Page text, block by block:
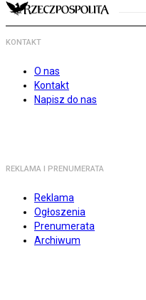
KONTAKT
O nas
Kontakt
Napisz do nas
REKLAMA I PRENUMERATA
Reklama
Ogłoszenia
Prenumerata
Archiwum